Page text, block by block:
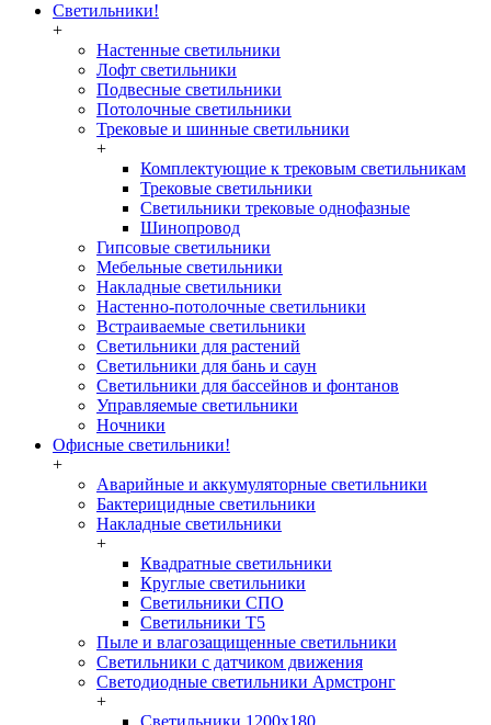
Светильники!
+
Настенные светильники
Лофт светильники
Подвесные светильники
Потолочные светильники
Трековые и шинные светильники
+
Комплектующие к трековым светильникам
Трековые светильники
Светильники трековые однофазные
Шинопровод
Гипсовые светильники
Мебельные светильники
Накладные светильники
Настенно-потолочные светильники
Встраиваемые светильники
Светильники для растений
Светильники для бань и саун
Светильники для бассейнов и фонтанов
Управляемые светильники
Ночники
Офисные светильники!
+
Аварийные и аккумуляторные светильники
Бактерицидные светильники
Накладные светильники
+
Квадратные светильники
Круглые светильники
Светильники СПО
Светильники Т5
Пыле и влагозащищенные светильники
Светильники с датчиком движения
Светодиодные светильники Армстронг
+
Светильники 1200х180